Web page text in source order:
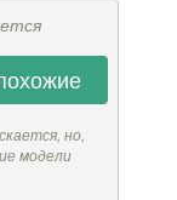
но,
модели